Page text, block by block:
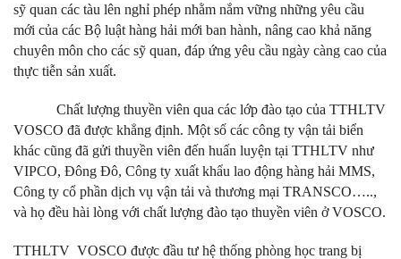
sỹ quan các tàu lên nghỉ phép nhằm nắm vững những yêu cầu
mới của các Bộ luật hàng hải mới ban hành, nâng cao khả năng
chuyên môn cho các sỹ quan, đáp ứng yêu cầu ngày càng cao của
thực tiễn sản xuất.
Chất lượng thuyền viên qua các lớp đào tạo của TTHLTV
VOSCO đã được khẳng định. Một số các công ty vận tải biển
khác cũng đã gửi thuyền viên đến huấn luyện tại TTHLTV như
VIPCO, Đông Đô, Công ty xuất khẩu lao động hàng hải MMS,
Công ty cổ phần dịch vụ vận tải và thương mại TRANSCO…..,
và họ đều hài lòng với chất lượng đào tạo thuyền viên ở VOSCO.
TTHLTV VOSCO được đầu tư hệ thống phòng học trang bị